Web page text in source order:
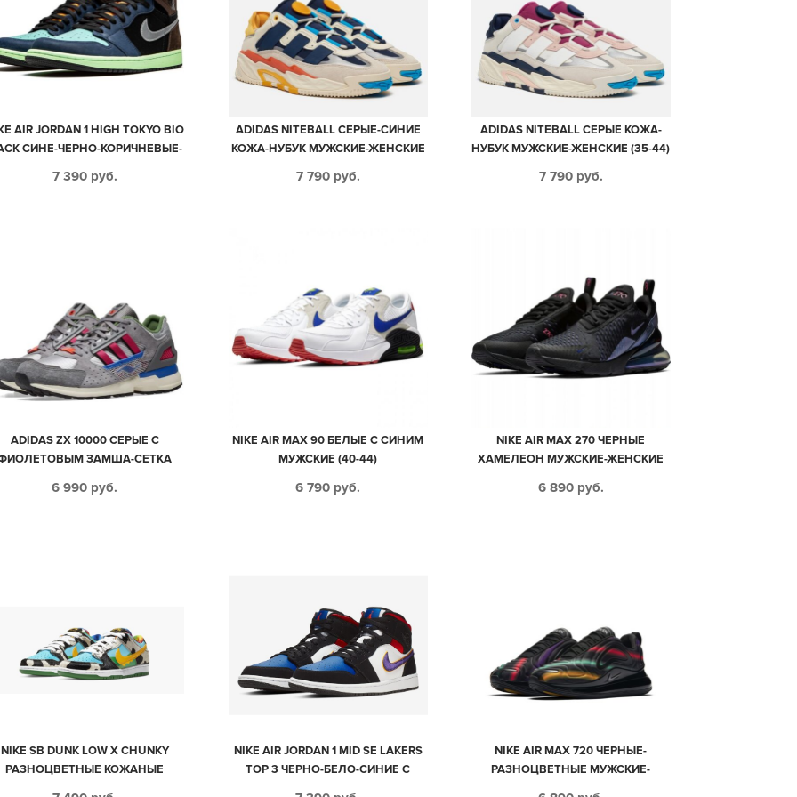
AIR JORDAN 1 HIGH TOKYO BIO
СИНЕ-ЧЕРНО-КОРИЧНЕВЫЕ-
ЖЕНСКИЕ (35-45)
7 390 руб.
ADIDAS NITEBALL СЕРЫЕ-СИНИЕ
КОЖА-НУБУК МУЖСКИЕ-ЖЕНСКИЕ
7 790 руб.
ADIDAS NITEBALL СЕРЫЕ КОЖА-
НУБУК МУЖСКИЕ-ЖЕНСКИЕ (35-44)
7 790 руб.
ADIDAS ZX 10000 СЕРЫЕ С
ЗАМША-СЕТКА
6 990 руб.
NIKE AIR MAX 90 БЕЛЫЕ С СИНИМ
МУЖСКИЕ (40-44)
6 790 руб.
NIKE AIR MAX 270 ЧЕРНЫЕ
ХАМЕЛЕОН МУЖСКИЕ-ЖЕНСКИЕ
6 890 руб.
NIKE SB DUNK LOW X CHUNKY
РАЗНОЦВЕТНЫЕ КОЖАНЫЕ
NIKE AIR JORDAN 1 MID SE LAKERS
TOP 3 ЧЕРНО-БЕЛО-СИНИЕ С
NIKE AIR MAX 720 ЧЕРНЫЕ-
РАЗНОЦВЕТНЫЕ МУЖСКИЕ-